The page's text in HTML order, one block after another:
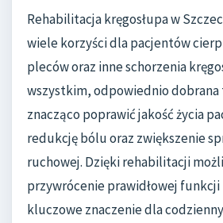
Rehabilitacja kręgosłupa w
wiele korzyści dla pacjentów
pleców oraz inne schorzenia
wszystkim, odpowiednio dobrana
znacząco poprawić jakość życia
redukcję bólu oraz zwiększenie
ruchowej. Dzięki rehabilitacji
przywrócenie prawidłowej funkcji
kluczowe znaczenie dla